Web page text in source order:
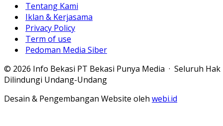
Tentang Kami
Iklan & Kerjasama
Privacy Policy
Term of use
Pedoman Media Siber
© 2026 Info Bekasi PT Bekasi Punya Media · Seluruh Hak
Dilindungi Undang-Undang
Desain & Pengembangan Website oleh webi.id